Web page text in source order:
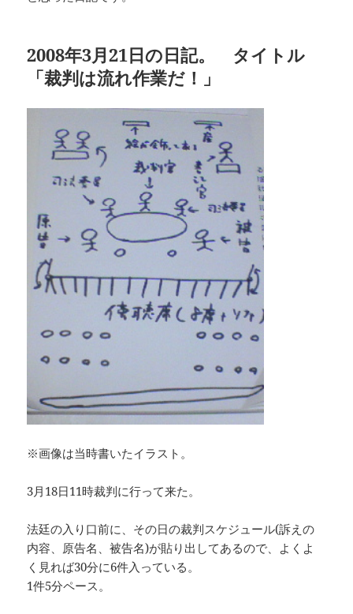
2008年3月21日の日記。 タイトル
「裁判は流れ作業だ！」
※画像は当時書いたイラスト。
3月18日11時裁判に行って来た。
法廷の入り口前に、その日の裁判スケジュール(訴えの
内容、原告名、被告名)が貼り出してあるので、よくよ
く見れば30分に6件入っている。
1件5分ペース。